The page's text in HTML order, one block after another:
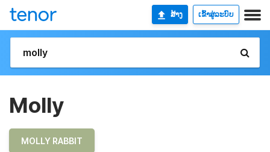
ສ້າງ ເຂົ້າສູ່ລະບົບ
Molly
MOLLY RABBIT